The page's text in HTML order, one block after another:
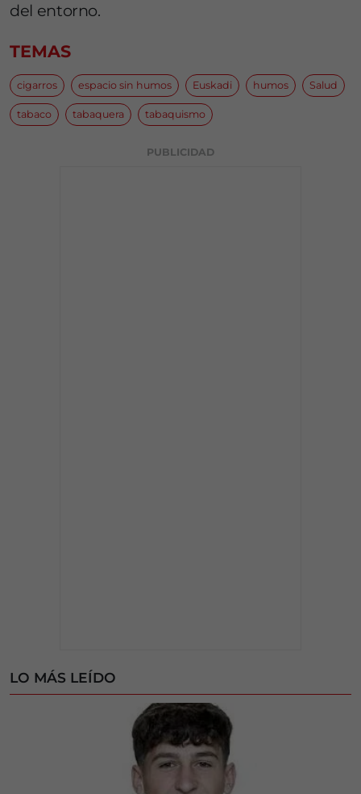
del entorno.
TEMAS
cigarros espacio sin humos Euskadi humos Salud
tabaco tabaquera tabaquismo
PUBLICIDAD
LO MÁS LEÍDO